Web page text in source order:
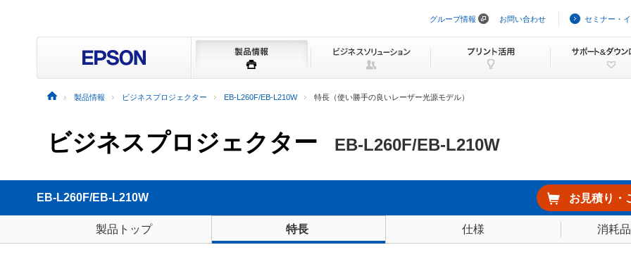
ビ
ョ
ン
を
ッ
プ
グループ情報 お問い合わせ セミナー・
製品情報 ビジネスプロジェクター EB-L260F/EB-L210W 特長（使い勝手の良いレーザー光源モデル）
ビジネスプロジェクター EB-L260F/EB-L210W
EB-L260F/EB-L210W お見積り・
製品トップ 特長 仕様 消耗